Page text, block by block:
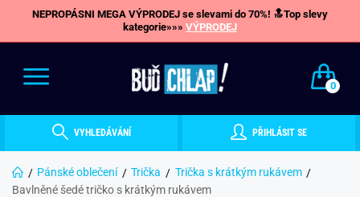
NEPROPÁSNI MEGA VÝPRODEJ se slevami do 70%! 🔝Top slevy
kategorie»»» VÝPRODEJ
0
VYHLEDÁVÁNÍ PŘIHLÁSIT SE
Pánské oblečení Trička
Trička s krátkým rukávem
Bavlněné šedé tričko s krátkým rukávem